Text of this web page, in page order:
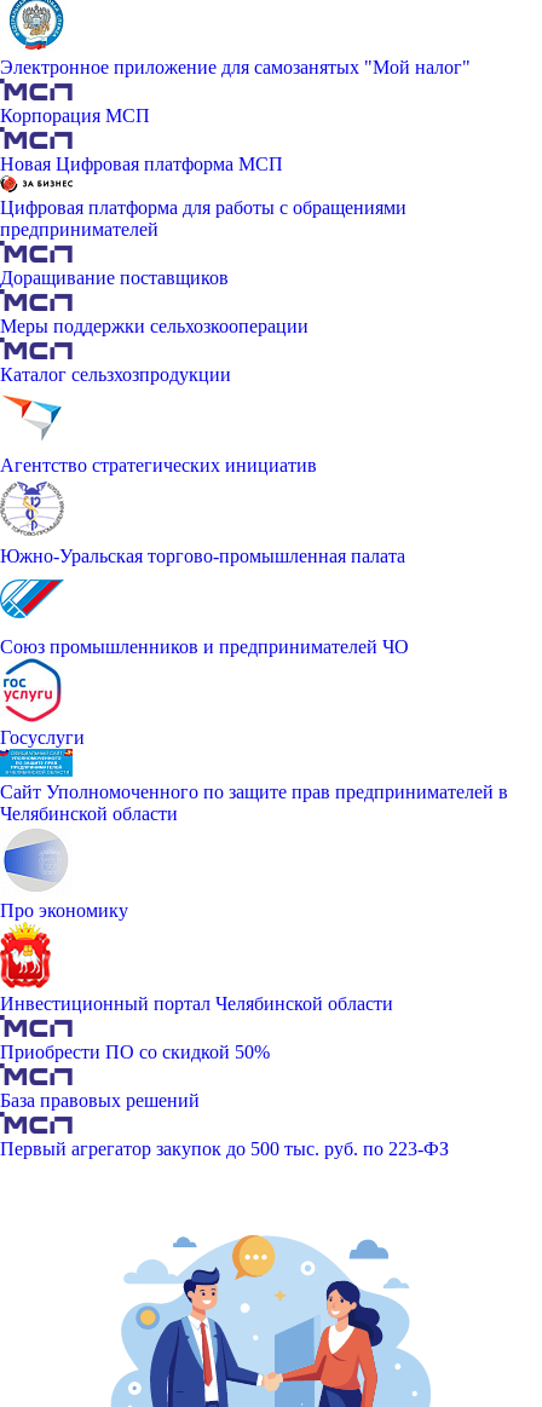
Электронное приложение для самозанятых "Мой налог"
Корпорация МСП
Новая Цифровая платформа МСП
Цифровая платформа для работы с обращениями
предпринимателей
Доращивание поставщиков
Меры поддержки сельхозкооперации
Каталог сельзхозпродукции
Агентство стратегических инициатив
Южно-Уральская торгово-промышленная палата
Союз промышленников и предпринимателей ЧО
Госуслуги
Сайт Уполномоченного по защите прав предпринимателей в
Челябинской области
Про экономику
Инвестиционный портал Челябинской области
Приобрести ПО со скидкой 50%
База правовых решений
Первый агрегатор закупок до 500 тыс. руб. по 223-ФЗ